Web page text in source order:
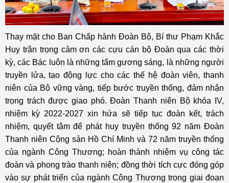
Thay mặt cho Ban Chấp hành Đoàn Bộ, Bí thư Phạm Khắc
Huy trân trọng cảm ơn các cựu cán bộ Đoàn qua các thời
kỳ, các Bác luôn là những tấm gương sáng, là những người
truyền lửa, tạo động lực cho các thế hệ đoàn viên, thanh
niên của Bộ vững vàng, tiếp bước truyền thống, đảm nhận
trọng trách được giao phó. Đoàn Thanh niên Bộ khóa IV,
nhiệm kỳ 2022-2027 xin hứa sẽ tiếp tục đoàn kết, trách
nhiệm, quyết tâm để phát huy truyền thống 92 năm Đoàn
Thanh niên Cộng sản Hồ Chí Minh và 72 năm truyền thống
của ngành Công Thương; hoàn thành nhiệm vụ công tác
đoàn và phong trào thanh niên; đồng thời tích cực đóng góp
vào sự phát triển của ngành Công Thương trong giai đoạn